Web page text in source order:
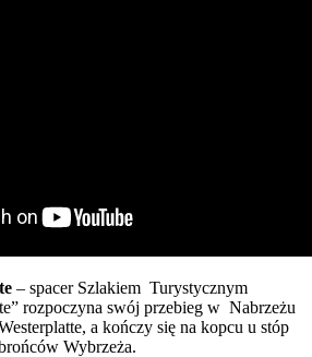
– spacer Szlakiem Turystycznym
rozpoczyna swój przebieg w Nabrzeżu
a kończy się na kopcu u stóp
Wybrzeża.